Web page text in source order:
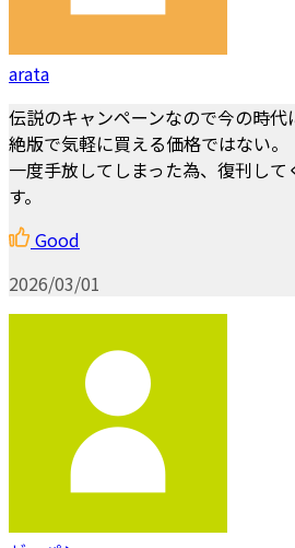
arata
伝説のキャンペーンなので今の時代
絶版で気軽に買える価格ではない。
一度手放してしまった為、復刊し
す。
Good
2026/03/01